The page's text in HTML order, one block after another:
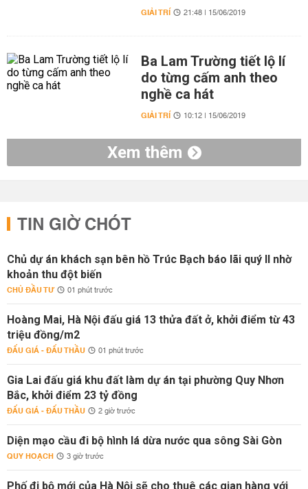
GIẢI TRÍ 21:48 | 15/06/2019
Ba Lam Trường tiết lộ lí
do từng cấm anh theo
nghề ca hát
GIẢI TRÍ 10:12 | 15/06/2019
Xem thêm
TIN GIỜ CHÓT
Chủ dự án khách sạn bên hồ Trúc Bạch báo lãi quý II nhờ
khoản thu đột biến
CHỦ ĐẦU TƯ 01 phút trước
Hoàng Mai, Hà Nội đấu giá 13 thửa đất ở, khởi điểm từ 43
triệu đồng/m2
ĐẤU GIÁ - ĐẤU THẦU 01 phút trước
Gia Lai đấu giá khu đất làm dự án tại phường Quy Nhơn
Bắc, khởi điểm 23 tỷ đồng
ĐẤU GIÁ - ĐẤU THẦU 2 giờ trước
Diện mạo cầu đi bộ hình lá dừa nước qua sông Sài Gòn
QUY HOẠCH 3 giờ trước
Phố đi bộ mới của Hà Nội sẽ cho thuê các gian hàng với